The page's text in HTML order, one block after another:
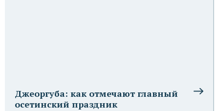
Джеоргуба: как отмечают главный
осетинский праздник